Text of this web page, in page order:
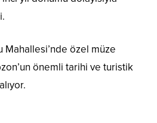
özel müze
önemli tarihi ve turistik